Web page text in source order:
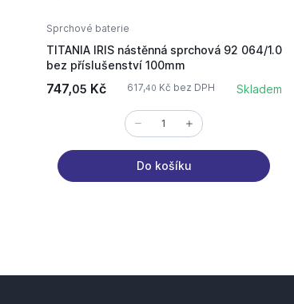
Sprchové baterie
TITANIA IRIS nástěnná sprchová 92 064/1.0
bez příslušenství 100mm
747,05 Kč 617,40 Kč bez DPH Skladem
Do košíku